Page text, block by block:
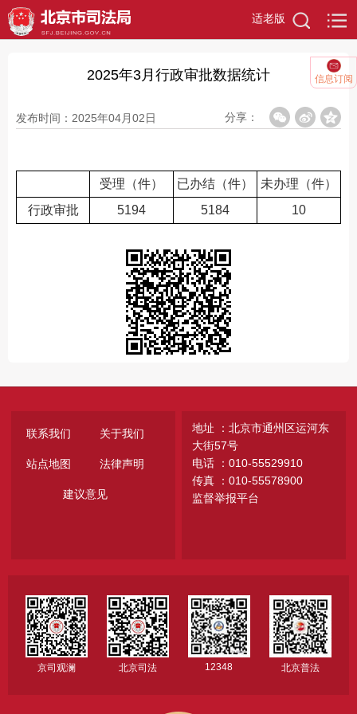
适老版
信息订阅
2025年3月行政审批数据统计
发布时间：2025年04月02日 分享：
受理（件） 已办结（件）
未办理（件）
行政审批
5194 5184 10
联系我们 关于我们
站点地图 法律声明
建议意见
地址 ：北京市通州区运河东
大街57号
电话 ：010-55529910
传真 ：010-55578900
监督举报平台
京司观澜 北京司法 12348 北京普法